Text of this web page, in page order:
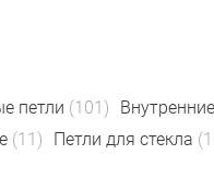
петли (101)
(11) Петли для стекла